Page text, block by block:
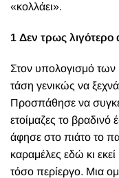
«κολλάει».
1 Δεν τρως λιγότερο
Στον υπολογισμό
τάση γενικώς να
Προσπάθησε να
ετοίμαζες το βραδινό
άφησε στο πιάτο το
καραμέλες εδώ κι
τόσο περίεργο. Μια